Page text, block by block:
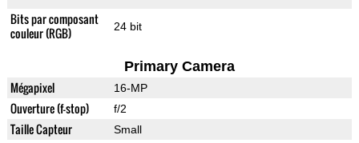
Bits par composant
couleur (RGB)
24 bit
Primary Camera
Mégapixel 16-MP
Ouverture (f-stop) f/2
Taille Capteur Small